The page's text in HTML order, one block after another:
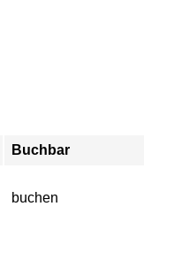
Buchbar
buchen